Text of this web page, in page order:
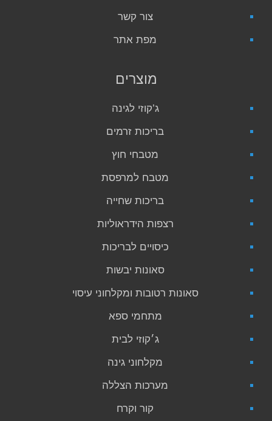
צור קשר
מפת אתר
מוצרים
ג’קוזי לגינה
בריכות זרמים
מטבחי חוץ
מטבח למרפסת
בריכות שחייה
רצפות הידראוליות
כיסויים לבריכות
סאונות יבשות
סאונות רטובות ומקלחוני עיסוי
מתחמי ספא
ג׳קוזי לבית
מקלחוני גינה
מערכות הצללה
קור וקרח